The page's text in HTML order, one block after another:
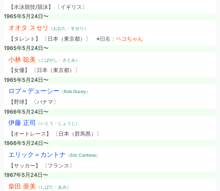
【水泳競技/競泳】 〔イギリス〕
1965年5月24日〜
オオタ スセリ （おおた・すせり）
【タレント】 〔日本（東京都）〕 ※旧名： ペコちゃん
1965年5月24日〜
小林 聡美（こばやし・さとみ）
【女優】 〔日本（東京都）〕
1965年5月24日〜
ロブ＝デューシー （Rob Ducey）
【野球】 〔パナマ〕
1966年5月24日〜
伊藤 正司 （いとう・しょうじ）
【オートレース】 〔日本（群馬県）〕
1966年5月24日〜
エリック＝カントナ （Eric Cantona）
【サッカー】 〔フランス〕
1967年5月24日〜
柴田 亜美（しばた・あみ）